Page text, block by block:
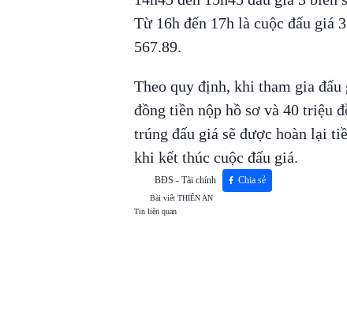
Từ 16h đến 17h là cuộc đấu giá
567.89.
Theo quy định, khi tham gia đấu
đồng tiền nộp hồ sơ và 40 triệu
trúng đấu giá sẽ được hoàn lại
khi kết thúc cuộc đấu giá.
BĐS - Tài chính Chia sẻ
Bài viết THIÊN AN
Tin liên quan